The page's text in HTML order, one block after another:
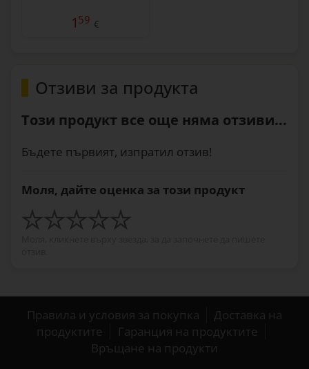
159 €
Отзиви за продукта
Този продукт все още няма отзиви...
Бъдете първият, изпратил отзив!
Моля, дайте оценка за този продукт
Правила и условия за покупка
Доставка на
продуктите
Гаранция на продуктите
Връщане на продукти